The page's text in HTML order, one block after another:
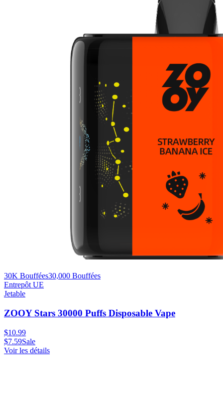
30K Bouffées30,000 Bouffées
Entrepôt UE
Jetable
ZOOY Stars 30000 Puffs Disposable Vape
$10.99
$7.59Sale
Voir les détails